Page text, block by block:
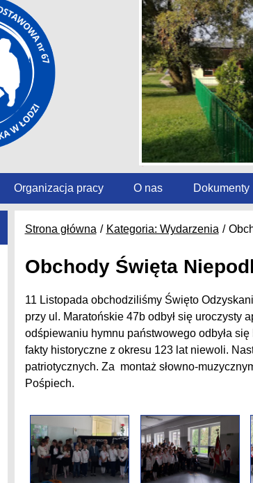
Organizacja pracy O nas Dokumenty
Strona główna Kategoria: Wydarzenia
Obchody Święta
11 Listopada obchodziliśmy Święto
przy ul. Maratońskie 47b odbył się uroczysty
odśpiewaniu hymnu państwowego odbyła
fakty historyczne z okresu 123 lat niewoli.
patriotycznych. Za montaż słowno-
Pośpiech.